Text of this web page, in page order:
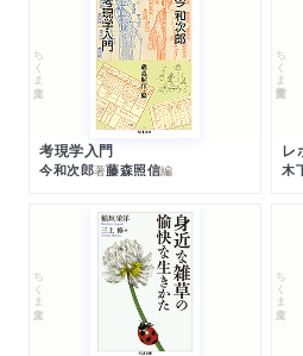
2022/06/25
「クイック・ジャパン」161号に著者
れました。
ちくま文庫
考現学入門
今和次郎著藤森照信編
ちくま学芸文庫
レ
木
ちくま文庫 ちくま文庫